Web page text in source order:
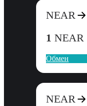
NEAR
1 NEAR
Обмен
NEAR